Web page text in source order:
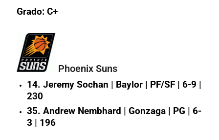
Grado: C+
Phoenix Suns
14. Jeremy Sochan | Baylor | PF/SF | 6-9 |
230
35. Andrew Nembhard | Gonzaga | PG | 6-
3 | 196